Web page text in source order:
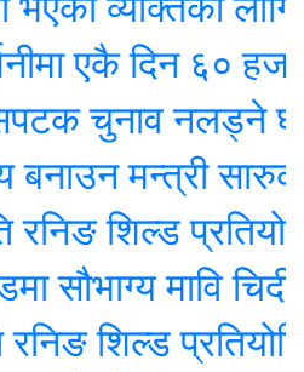
एकै दिन ६०
चुनाव नलड्ने
मन्त्री सारुको
शिल्ड
मावि
शिल्ड